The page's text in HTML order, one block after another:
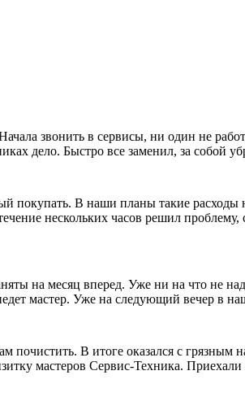
звонить в сервисы, ни один не
дело. Быстро все заменил, за собой
В наши планы такие расходы
нескольких часов решил проблему,
на месяц вперед. Уже ни на что не
мастер. Уже на следующий вечер в
почистить. В итоге оказался с
мастеров Сервис-Техника.